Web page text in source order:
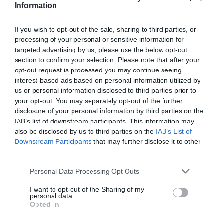
Information
If you wish to opt-out of the sale, sharing to third parties, or
processing of your personal or sensitive information for
targeted advertising by us, please use the below opt-out
section to confirm your selection. Please note that after your
opt-out request is processed you may continue seeing
interest-based ads based on personal information utilized by
us or personal information disclosed to third parties prior to
your opt-out. You may separately opt-out of the further
disclosure of your personal information by third parties on the
IAB’s list of downstream participants. This information may
also be disclosed by us to third parties on the IAB’s List of
Downstream Participants that may further disclose it to other
Personal Data Processing Opt Outs
I want to opt-out of the Sharing of my
personal data.
Opted In
Σχολής του Πανεπιστημίου
Τριχοπούλου από το Κέντρο
Ελιάς "Κρίνος"
Πέμπτη, 24 Ιουνίου 2021
Με τη βράβευση της προέδρου του Ελληνικού Ιδρύματος
Υγείας, μέλους του Διοικητικού Συμβουλίου του
Μανιατακείου Ιδρύματος και ομότιμης καθηγήτριας της
Ιατρικής Σχολής του πανεπιστημίου Αθηνών, Δρ.
Αντωνίας Τριχοπούλου, ολοκληρώθηκαν το απόγευμα της
Παρασκευής 4 Ιουνίου, οι εργασίες του επιτυχημένου 2ου
Διεθνούς Συνεδρίου Ελιάς, που διοργάνωσε το Κέντρο
Ελιάς «Krinos» του Perrotis College, με θέμα:
«Ελαιοκομικός Τομέας: Αναζητώντας την καινοτομία –